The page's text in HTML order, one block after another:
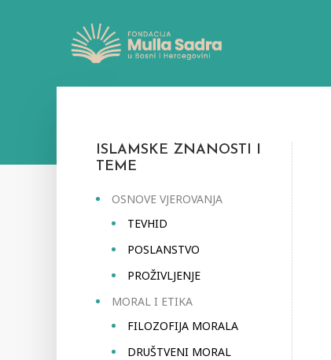
ISLAMSKE ZNANOSTI I
TEME
OSNOVE VJEROVANJA
TEVHID
POSLANSTVO
PROŽIVLJENJE
MORAL I ETIKA
FILOZOFIJA MORALA
DRUŠTVENI MORAL